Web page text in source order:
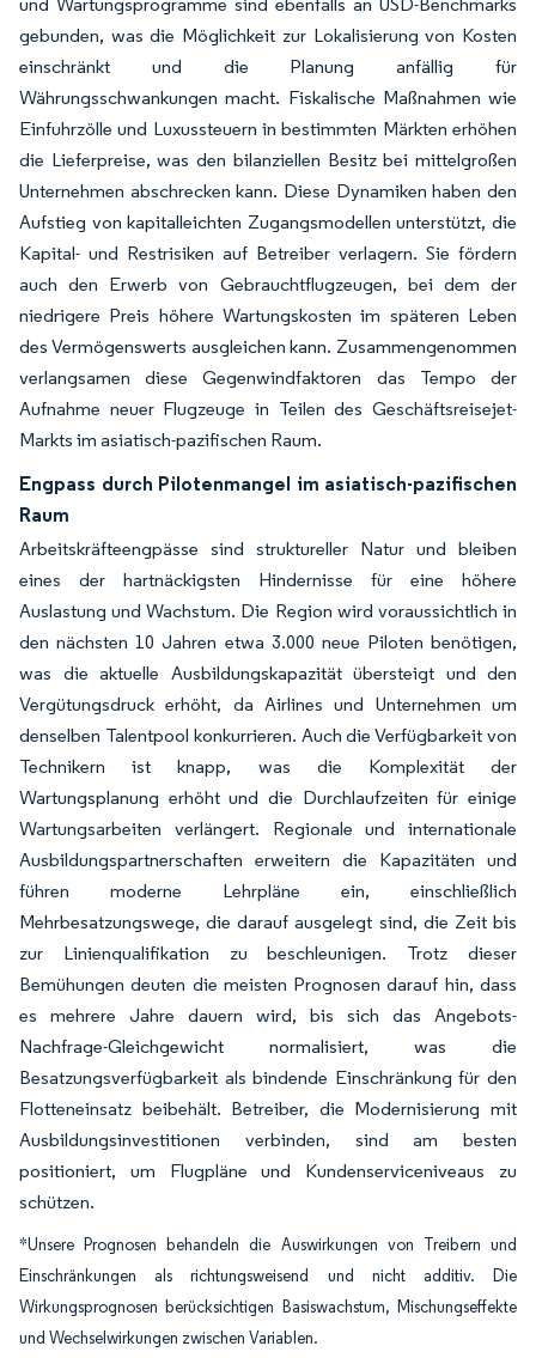
und Wartungsprogramme sind ebenfalls an USD-Benchmarks
gebunden, was die Möglichkeit zur Lokalisierung von Kosten
einschränkt und die Planung anfällig für
Währungsschwankungen macht. Fiskalische Maßnahmen wie
Einfuhrzölle und Luxussteuern in bestimmten Märkten erhöhen
die Lieferpreise, was den bilanziellen Besitz bei mittelgroßen
Unternehmen abschrecken kann. Diese Dynamiken haben den
Aufstieg von kapitalleichten Zugangsmodellen unterstützt, die
Kapital- und Restrisiken auf Betreiber verlagern. Sie fördern
auch den Erwerb von Gebrauchtflugzeugen, bei dem der
niedrigere Preis höhere Wartungskosten im späteren Leben
des Vermögenswerts ausgleichen kann. Zusammengenommen
verlangsamen diese Gegenwindfaktoren das Tempo der
Aufnahme neuer Flugzeuge in Teilen des Geschäftsreisejet-
Markts im asiatisch-pazifischen Raum.
Engpass durch Pilotenmangel im asiatisch-pazifischen
Raum
Arbeitskräfteengpässe sind struktureller Natur und bleiben
eines der hartnäckigsten Hindernisse für eine höhere
Auslastung und Wachstum. Die Region wird voraussichtlich in
den nächsten 10 Jahren etwa 3.000 neue Piloten benötigen,
was die aktuelle Ausbildungskapazität übersteigt und den
Vergütungsdruck erhöht, da Airlines und Unternehmen um
denselben Talentpool konkurrieren. Auch die Verfügbarkeit von
Technikern ist knapp, was die Komplexität der
Wartungsplanung erhöht und die Durchlaufzeiten für einige
Wartungsarbeiten verlängert. Regionale und internationale
Ausbildungspartnerschaften erweitern die Kapazitäten und
führen moderne Lehrpläne ein, einschließlich
Mehrbesatzungswege, die darauf ausgelegt sind, die Zeit bis
zur Linienqualifikation zu beschleunigen. Trotz dieser
Bemühungen deuten die meisten Prognosen darauf hin, dass
es mehrere Jahre dauern wird, bis sich das Angebots-
Nachfrage-Gleichgewicht normalisiert, was die
Besatzungsverfügbarkeit als bindende Einschränkung für den
Flotteneinsatz beibehält. Betreiber, die Modernisierung mit
Ausbildungsinvestitionen verbinden, sind am besten
positioniert, um Flugpläne und Kundenserviceniveaus zu
schützen.
*Unsere Prognosen behandeln die Auswirkungen von Treibern und
Einschränkungen als richtungsweisend und nicht additiv. Die
Wirkungsprognosen berücksichtigen Basiswachstum, Mischungseffekte
und Wechselwirkungen zwischen Variablen.